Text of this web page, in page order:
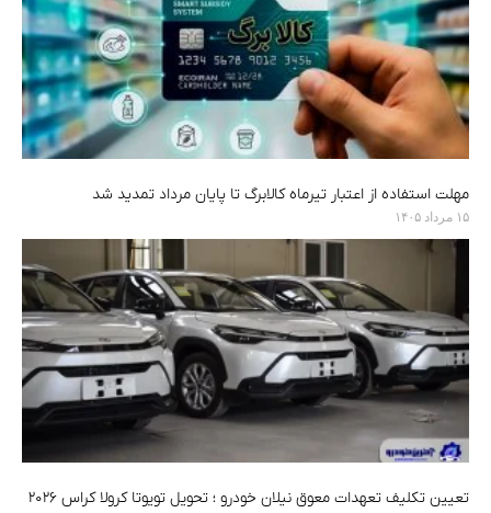
مهلت استفاده از اعتبار تیرماه کالابرگ تا پایان مرداد تمدید شد
۱۵ مرداد ۱۴۰۵
تعیین تکلیف تعهدات معوق نیلان خودرو ؛ تحویل تویوتا کرولا کراس ۲۰۲۶